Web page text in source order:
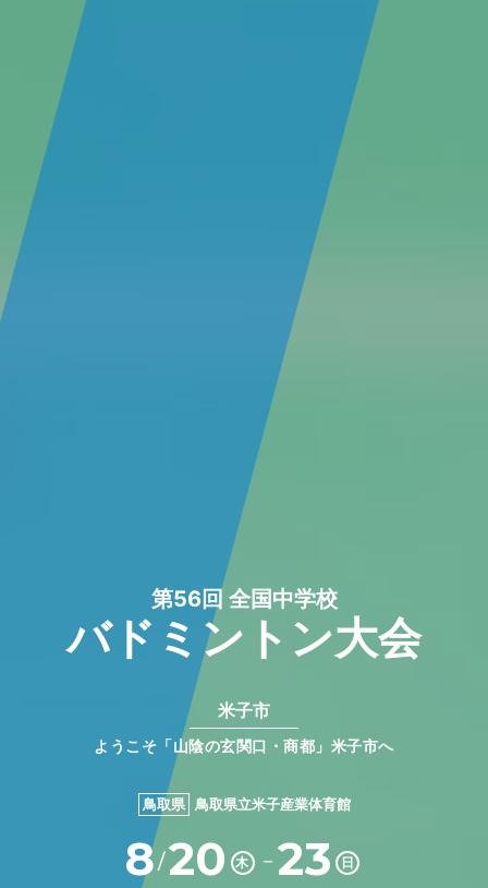
第56回 全国中学校
バドミントン大会
米子市
ようこそ「山陰の玄関口・商都」米子市へ
鳥取県 鳥取県立米子産業体育館
8/20 木 － 23 日